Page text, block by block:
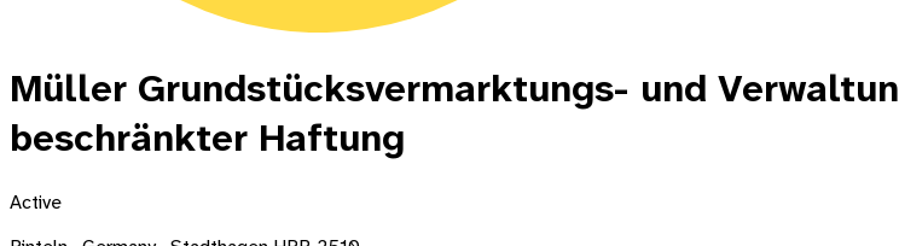
Müller Grundstücksvermarktungs- und
beschränkter Haftung
Active